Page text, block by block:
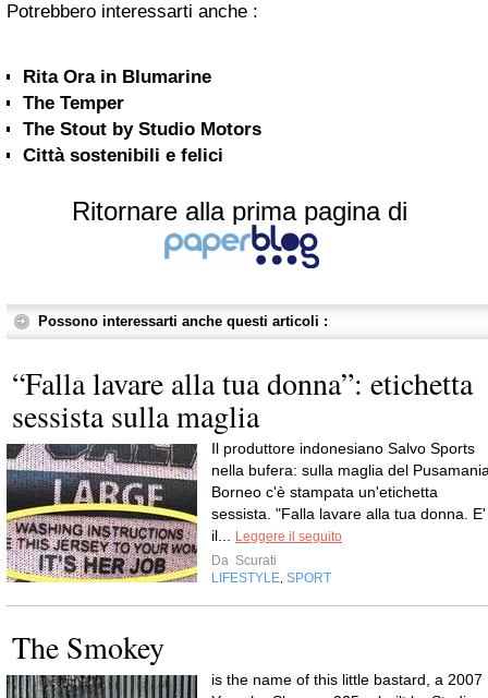
Potrebbero interessarti anche :
The Temper
The Stout by Studio Motors
Città sostenibili e felici
Ritornare alla prima pagina di
Possono interessarti anche questi articoli :
“Falla lavare alla tua donna”: etichetta
sessista sulla maglia
Il produttore indonesiano Salvo Sports
nella bufera: sulla maglia del
Borneo c'è stampata un'etichetta
sessista. "Falla lavare alla tua donna. E'
il... Leggere il seguito
Da Scurati
LIFESTYLE, SPORT
The Smokey
is the name of this little bastard, a 2007